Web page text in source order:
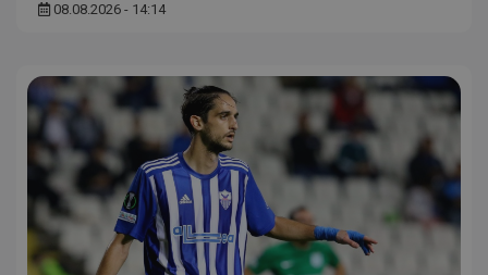
08.08.2026 - 14:14